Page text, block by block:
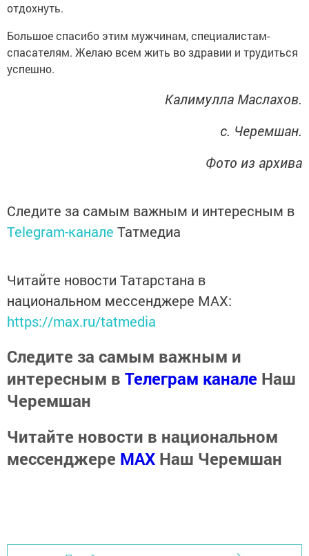
отдохнуть.
Большое спасибо этим мужчинам, специалистам-
спасателям. Желаю всем жить во здравии и трудиться
успешно.
Калимулла Маслахов.
с. Черемшан.
Фото из архива
Следите за самым важным и интересным в
Telegram-канале Татмедиа
Читайте новости Татарстана в
национальном мессенджере MАХ:
https://max.ru/tatmedia
Следите за самым важным и
интересным в Телеграм канале Наш
Черемшан
Читайте новости в национальном
мессенджере MАХ Наш Черемшан